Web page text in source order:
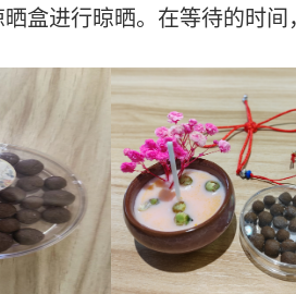
盒进行晾晒。在等待的时间